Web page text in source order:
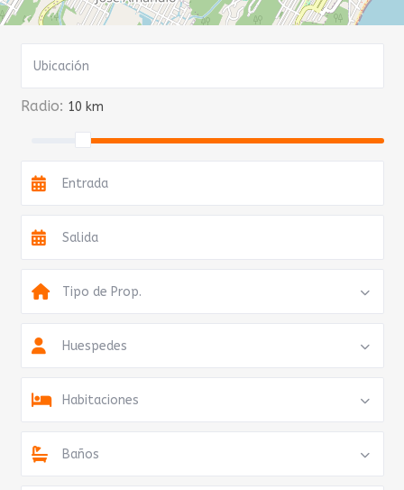
Radio: 10 km
Tipo de Prop.
Huespedes
Habitaciones
Baños